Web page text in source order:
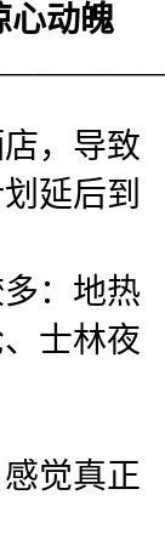
心动魄
，导致
延后到
：地热
士林夜
觉真正